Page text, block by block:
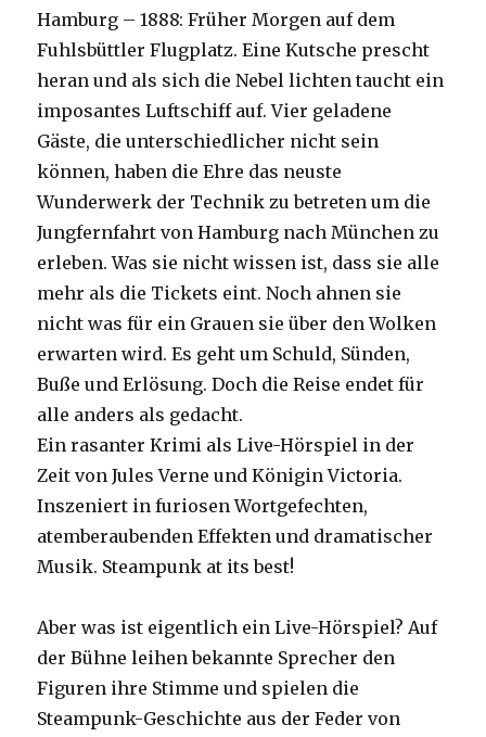
Hamburg – 1888: Früher Morgen auf dem
Fuhlsbüttler Flugplatz. Eine Kutsche prescht
heran und als sich die Nebel lichten taucht ein
imposantes Luftschiff auf. Vier geladene
Gäste, die unterschiedlicher nicht sein
können, haben die Ehre das neuste
Wunderwerk der Technik zu betreten um die
Jungfernfahrt von Hamburg nach München zu
erleben. Was sie nicht wissen ist, dass sie alle
mehr als die Tickets eint. Noch ahnen sie
nicht was für ein Grauen sie über den Wolken
erwarten wird. Es geht um Schuld, Sünden,
Buße und Erlösung. Doch die Reise endet für
alle anders als gedacht.
Ein rasanter Krimi als Live-Hörspiel in der
Zeit von Jules Verne und Königin Victoria.
Inszeniert in furiosen Wortgefechten,
atemberaubenden Effekten und dramatischer
Musik. Steampunk at its best!
Aber was ist eigentlich ein Live-Hörspiel? Auf
der Bühne leihen bekannte Sprecher den
Figuren ihre Stimme und spielen die
Steampunk-Geschichte aus der Feder von